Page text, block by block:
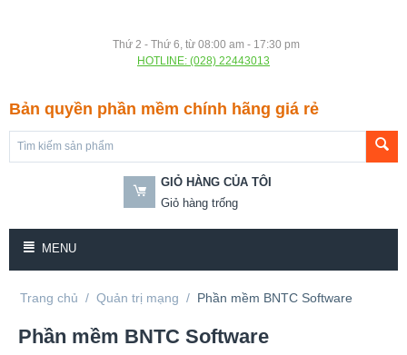
Thứ 2 - Thứ 6, từ 08:00 am - 17:30 pm
HOTLINE: (028) 22443013
Bản quyền phần mềm chính hãng giá rẻ
GIỎ HÀNG CỦA TÔI
Giỏ hàng trống
MENU
Trang chủ / Quản trị mạng / Phần mềm BNTC Software
Phần mềm BNTC Software